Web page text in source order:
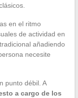
en el ritmo
de actividad en
añadiendo
necesite
punto débil. A
a cargo de los